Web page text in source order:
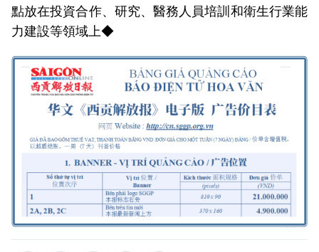
點放在投資合作、研究、醫務人員培訓和衛生行業能
力建設等領域上◆